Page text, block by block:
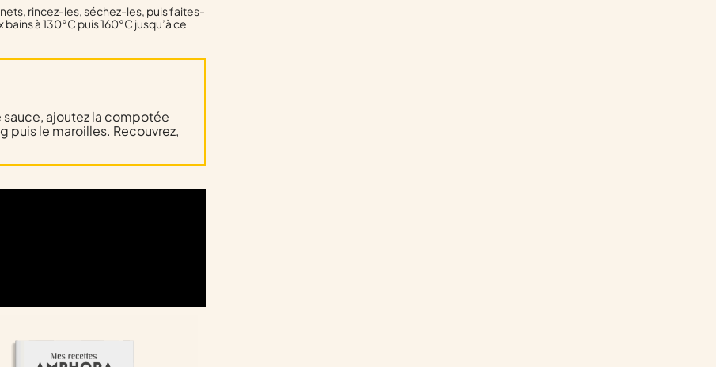
rincez-les, séchez-les, puis faites-
à 130°C puis 160°C jusqu’à ce
sauce, ajoutez la compotée
puis le maroilles. Recouvrez,